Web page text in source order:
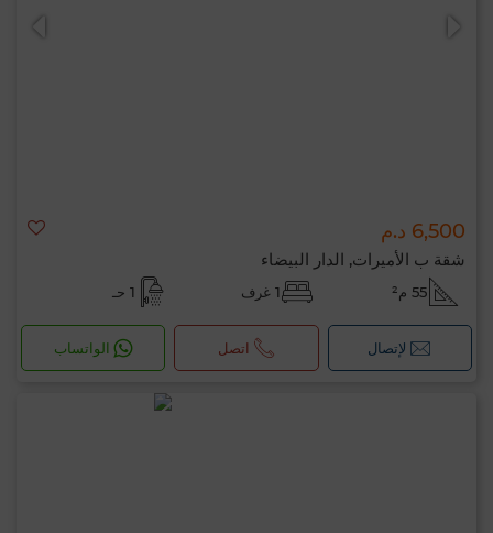
6,500 د.م
شقة ب الأميرات, الدار البيضاء
55 م² 1 غرف 1 حـ
لإتصال اتصل الواتساب